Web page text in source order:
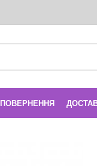
ПОВЕРНЕННЯ